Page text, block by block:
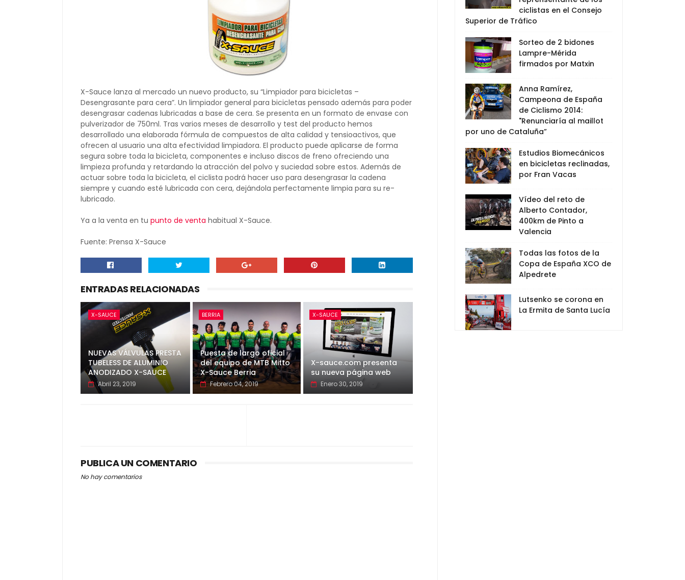
X-Sauce lanza al mercado un nuevo producto, su “Limpiador para bicicletas –
Desengrasante para cera”. Un limpiador general para bicicletas pensado además para poder
desengrasar cadenas lubricadas a base de cera. Se presenta en un formato de envase con
pulverizador de 750ml. Tras varios meses de desarrollo y test del producto hemos
desarrollado una elaborada fórmula de compuestos de alta calidad y tensioactivos, que
ofrecen al usuario una alta efectividad limpiadora. El producto puede aplicarse de forma
segura sobre toda la bicicleta, componentes e incluso discos de freno ofreciendo una
limpieza profunda y retardando la atracción del polvo y suciedad sobre estos. Además de
actuar sobre toda la bicicleta, el ciclista podrá hacer uso para desengrasar la cadena
siempre y cuando esté lubricada con cera, dejándola perfectamente limpia para su re-
lubricado.
Ya a la venta en tu punto de venta habitual X-Sauce.
Fuente: Prensa X-Sauce
ENTRADAS RELACIONADAS
X-SAUCE
NUEVAS VÁLVULAS PRESTA
TUBELESS DE ALUMINIO
ANODIZADO X-SAUCE
Abril 23, 2019
BERRIA
Puesta de largo oficial
del equipo de MTB Mitto
X-Sauce Berria
Febrero 04, 2019
X-SAUCE
X-sauce.com presenta
su nueva página web
Enero 30, 2019
PUBLICA UN COMENTARIO
No hay comentarios
ciclistas en el Consejo
Superior de Tráfico
Sorteo de 2 bidones
Lampre-Mérida
firmados por Matxin
Anna Ramírez,
Campeona de España
de Ciclismo 2014:
"Renunciaría al maillot
por uno de Cataluña”
Estudios Biomecánicos
en bicicletas reclinadas,
por Fran Vacas
Vídeo del reto de
Alberto Contador,
400km de Pinto a
Valencia
Todas las fotos de la
Copa de España XCO de
Alpedrete
Lutsenko se corona en
La Ermita de Santa Lucía